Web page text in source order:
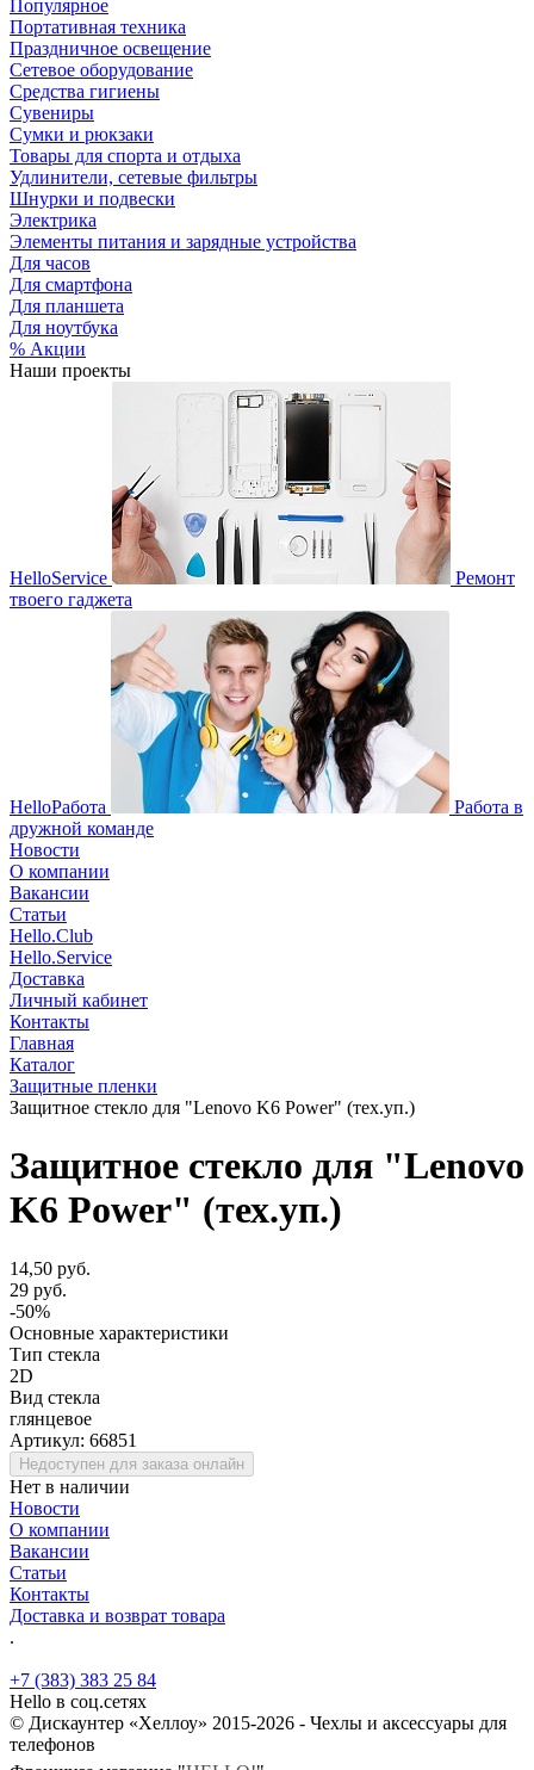
Популярное
Портативная техника
Праздничное освещение
Сетевое оборудование
Средства гигиены
Сувениры
Сумки и рюкзаки
Товары для спорта и отдыха
Удлинители, сетевые фильтры
Шнурки и подвески
Электрика
Элементы питания и зарядные устройства
Для часов
Для смартфона
Для планшета
Для ноутбука
% Акции
Наши проекты
HelloService
Ремонт
твоего гаджета
HelloРабота
Работа в
дружной команде
Новости
О компании
Вакансии
Статьи
Hello.Club
Hello.Service
Доставка
Личный кабинет
Контакты
Главная
Каталог
Защитные пленки
Защитное стекло для "Lenovo K6 Power" (тех.уп.)
Защитное стекло для "Lenovo
K6 Power" (тех.уп.)
14,50 руб.
29 руб.
-50%
Основные характеристики
Тип стекла
2D
Вид стекла
глянцевое
Артикул: 66851
Недоступен для заказа онлайн
Нет в наличии
Новости
О компании
Вакансии
Статьи
Контакты
Доставка и возврат товара
.
+7 (383) 383 25 84
Hello в соц.сетях
© Дискаунтер «Хеллоу» 2015-2026 - Чехлы и аксессуары для
телефонов